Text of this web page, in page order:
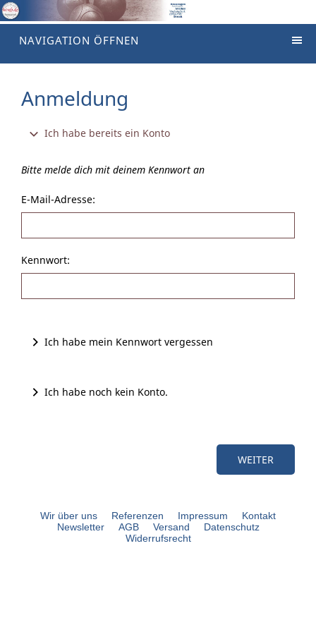
NAVIGATION ÖFFNEN
Anmeldung
Ich habe bereits ein Konto
Bitte melde dich mit deinem Kennwort an
E-Mail-Adresse:
Kennwort:
Ich habe mein Kennwort vergessen
Ich habe noch kein Konto.
Wir über uns Referenzen Impressum
Kontakt
Newsletter
AGB Versand
Datenschutz
Widerrufsrecht